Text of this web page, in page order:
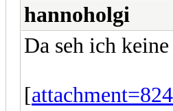
hannoholgi
Da seh ich
[